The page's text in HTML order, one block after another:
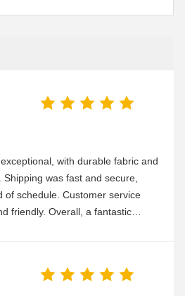
with durable fabric and
was fast and secure,
of schedule. Customer service
friendly. Overall, a fantastic